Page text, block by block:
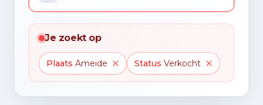
Je zoekt op
Plaats Ameide Status Verkocht